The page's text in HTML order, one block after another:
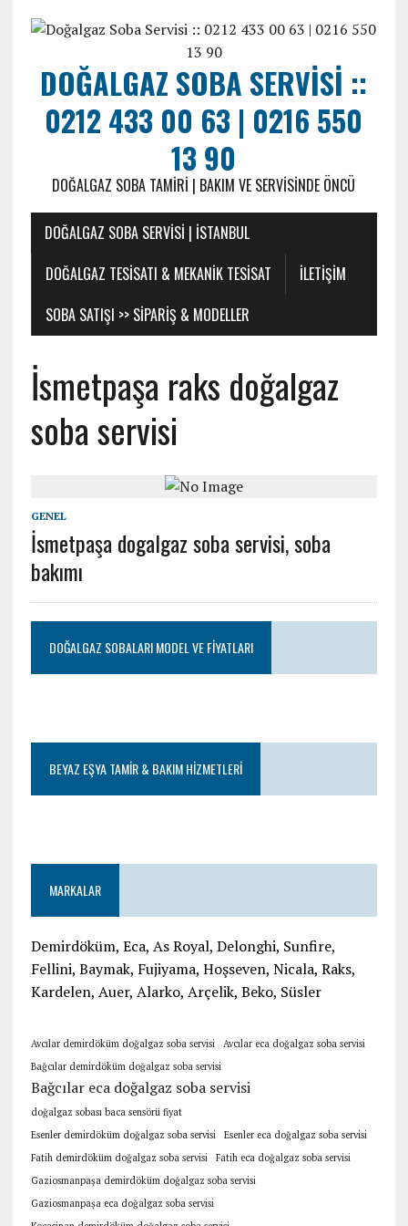
DOĞALGAZ SOBA SERVISI ::
0212 433 00 63 | 0216 550
13 90
DOĞALGAZ SOBA TAMIRI | BAKIM VE SERVISINDE ÖNCÜ
DOĞALGAZ SOBA SERVISI | İSTANBUL
DOĞALGAZ TESISATI & MEKANIK TESISAT
ILETIŞIM
SOBA SATIŞI >> SIPARIŞ & MODELLER
İsmetpaşa raks doğalgaz
soba servisi
GENEL
İsmetpaşa dogalgaz soba servisi, soba
bakımı
DOĞALGAZ SOBALARI MODEL VE FIYATLARI
BEYAZ EŞYA TAMIR & BAKIM HIZMETLERI
MARKALAR
Demirdöküm, Eca, As Royal, Delonghi, Sunfire,
Fellini, Baymak, Fujiyama, Hoşseven, Nicala, Raks,
Kardelen, Auer, Alarko, Arçelik, Beko, Süsler
Avcılar demirdöküm doğalgaz soba servisi
Avcılar eca doğalgaz soba servisi
Bağcılar demirdöküm doğalgaz soba servisi
Bağcılar eca doğalgaz soba servisi
doğalgaz sobası baca sensörü fiyat
Esenler demirdöküm doğalgaz soba servisi
Esenler eca doğalgaz soba servisi
Fatih demirdöküm doğalgaz soba servisi
Fatih eca doğalgaz soba servisi
Gaziosmanpaşa demirdöküm doğalgaz soba servisi
Gaziosmanpaşa eca doğalgaz soba servisi